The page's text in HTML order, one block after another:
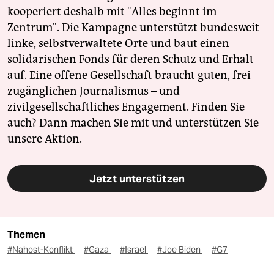
kooperiert deshalb mit "Alles beginnt im
Zentrum". Die Kampagne unterstützt bundesweit
linke, selbstverwaltete Orte und baut einen
solidarischen Fonds für deren Schutz und Erhalt
auf. Eine offene Gesellschaft braucht guten, frei
zugänglichen Journalismus – und
zivilgesellschaftliches Engagement. Finden Sie
auch? Dann machen Sie mit und unterstützen Sie
unsere Aktion.
Jetzt unterstützen
Themen
#Nahost-Konflikt #Gaza #Israel #Joe Biden #G7